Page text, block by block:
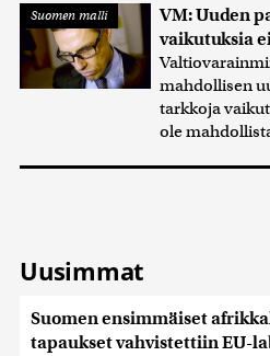
Suomen malli
VM: Uuden
vaikutuksia
mahdollisen
tarkkoja
ole
Uusimmat
Suomen ensimmäiset
tapaukset vahvistettiin EU-